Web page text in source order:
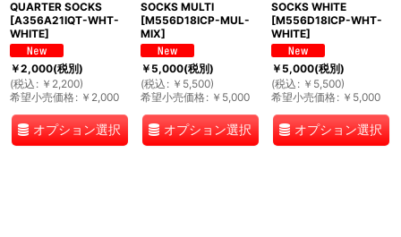
絞り込む
QUARTER SOCKS
[A356A21IQT-WHT-
WHITE]
￥2,000(税別)
(税込 : ￥ 2,200)
希望小売価格: ￥ 2,000
オプション選択
SOCKS MULTI
[M556D18ICP-MUL-
MIX]
￥5,000(税別)
(税込 : ￥ 5,500)
希望小売価格: ￥ 5,000
オプション選択
SOCKS WHITE
[M556D18ICP-WHT-
WHITE]
￥5,000(税別)
(税込 : ￥ 5,500)
希望小売価格: ￥ 5,000
オプション選択